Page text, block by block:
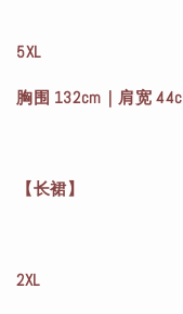
5XL
胸围 132cm｜肩宽
【长裙】
2XL